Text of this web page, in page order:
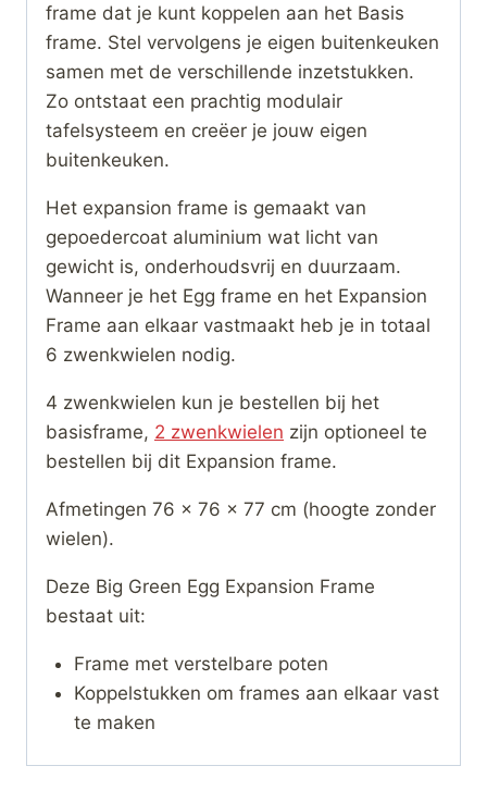
frame dat je kunt koppelen aan het Basis
frame. Stel vervolgens je eigen buitenkeuken
samen met de verschillende inzetstukken.
Zo ontstaat een prachtig modulair
tafelsysteem en creëer je jouw eigen
buitenkeuken.
Het expansion frame is gemaakt van
gepoedercoat aluminium wat licht van
gewicht is, onderhoudsvrij en duurzaam.
Wanneer je het Egg frame en het Expansion
Frame aan elkaar vastmaakt heb je in totaal
6 zwenkwielen nodig.
4 zwenkwielen kun je bestellen bij het
basisframe, 2 zwenkwielen zijn optioneel te
bestellen bij dit Expansion frame.
Afmetingen 76 x 76 x 77 cm (hoogte zonder
wielen).
Deze Big Green Egg Expansion Frame
bestaat uit:
Frame met verstelbare poten
Koppelstukken om frames aan elkaar vast
te maken